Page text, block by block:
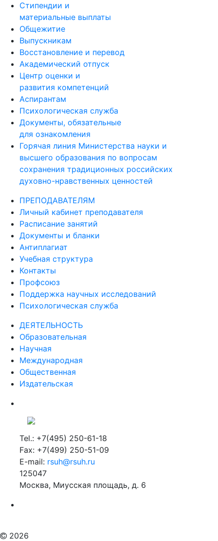
Стипендии и
материальные выплаты
Общежитие
Выпускникам
Восстановление и перевод
Академический отпуск
Центр оценки и
развития компетенций
Аспирантам
Психологическая служба
Документы, обязательные
для ознакомления
Горячая линия Министерства науки и
высшего образования по вопросам
сохранения традиционных российских
духовно-нравственных ценностей
ПРЕПОДАВАТЕЛЯМ
Личный кабинет преподавателя
Расписание занятий
Документы и бланки
Антиплагиат
Учебная структура
Контакты
Профсоюз
Поддержка научных исследований
Психологическая служба
ДЕЯТЕЛЬНОСТЬ
Образовательная
Научная
Международная
Общественная
Издательская
Tel.: +7(495) 250-61-18
Fax: +7(499) 250-51-09
E-mail: rsuh@rsuh.ru
125047
Москва, Миусская площадь, д. 6
2026